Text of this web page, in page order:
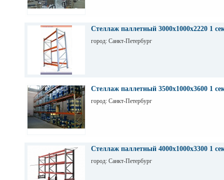
Стеллаж паллетный 3000х1000х2220 1
город: Санкт-Петербург
Стеллаж паллетный 3500х1000х3600 1
город: Санкт-Петербург
Стеллаж паллетный 4000х1000х3300 1
город: Санкт-Петербург